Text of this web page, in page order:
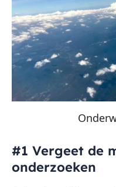
#1 Vergeet de
onderzoeken